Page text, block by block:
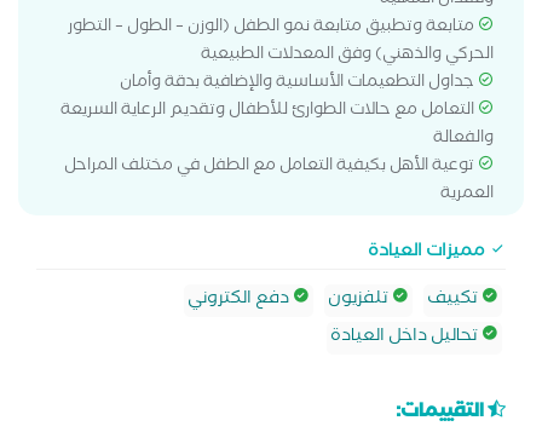
متابعة وتطبيق متابعة نمو الطفل (الوزن – الطول – التطور
الحركي والذهني) وفق المعدلات الطبيعية
جداول التطعيمات الأساسية والإضافية بدقة وأمان
التعامل مع حالات الطوارئ للأطفال وتقديم الرعاية السريعة
والفعالة
توعية الأهل بكيفية التعامل مع الطفل في مختلف المراحل
العمرية
مميزات العيادة
تكييف
تلفزيون
دفع الكتروني
تحاليل داخل العيادة
التقييمات: